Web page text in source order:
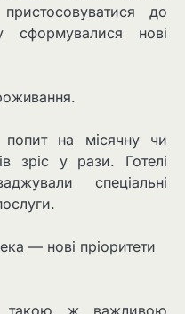
до
нові
попит на місячну чи
зріс у рази. Готелі
спеціальні
— нові пріоритети